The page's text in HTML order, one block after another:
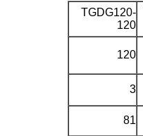
TGDG120-
120
120
3
81